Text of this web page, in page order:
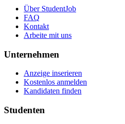
Über StudentJob
FAQ
Kontakt
Arbeite mit uns
Unternehmen
Anzeige inserieren
Kostenlos anmelden
Kandidaten finden
Studenten